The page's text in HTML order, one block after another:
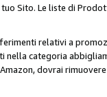
Sito. Le liste di
relativi a
nella categoria
dovrai